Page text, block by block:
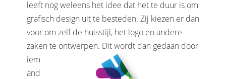
leeft nog weleens het idee dat het te duur is om
grafisch design uit te besteden. Zij kiezen er dan
voor om zelf de huisstijl, het logo en andere
zaken te ontwerpen. Ditwordt dan gedaan door
iem
and